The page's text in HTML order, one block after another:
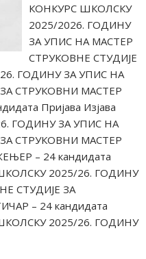
КОНКУРС ШКОЛСКУ
2025/⁠2026. ГОДИНУ
ЗА УПИС НА МАСТЕР
СТРУКОВНЕ СТУДИЈЕ
ГОДИНУ ЗА УПИС НА
СТРУКОВНИ МАСТЕР
Пријава Изјава
ГОДИНУ ЗА УПИС НА
СТРУКОВНИ МАСТЕР
– 24 кандидата
2025/26. ГОДИНУ
СТУДИЈЕ ЗА
– 24 кандидата
2025/26. ГОДИНУ